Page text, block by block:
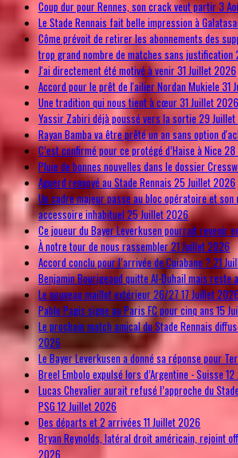
Coup dur pour Rennes, son crack veut partir3
Le Stade Rennais fait belle impression à
Côme prévoit de retirer les abonnements des
trop grand nombre de matches sans justification
J'ai directement été motivé à venir31 Juillet 2026
Accord pour le prêt de l'ailier Nordan Mukiele 31
Une tradition qui nous tient à cœur31 Juillet 2026
Yassir Zabiri déjà poussé vers la sortie29
Rayan Bamba va être prêté un an sans option
C’est confirmé pour ce protégé d’Haise à Nice 28
Pluie de bonnes nouvelles dans le dossier
Aguerd renvoyé au Stade Rennais 25 Juillet 2026
Un cadre majeur passe au bloc opératoire et
accessoire inhabituel25 Juillet 2026
Ce joueur du Bayer Leverkusen pourrait revenir
À notre tour de nous rassembler21 Juillet 2026
Accord conclu pour l’arrivée de Cuiabano ? 21
Benjamin Bourigeaud quitte Al-Duhail mais reste
Le nouveau maillot extérieur 26/2717 Juillet
Pablo Pagis signe au Paris FC pour cinq ans15
Le prochain match amical du Stade Rennais
2026
Le Bayer Leverkusen a donné sa réponse pour
Breel Embolo expulsé lors d’Argentine - Suisse
Lucas Chevalier aurait refusé l’approche du
PSG12 Juillet 2026
Des départs et 2 arrivées 11 Juillet 2026
Bryan Reynolds, latéral droit américain, rejoint
2026